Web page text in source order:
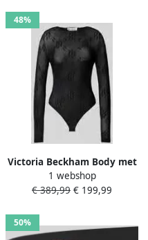
48%
Victoria Beckham Body met
ronde hals
1 webshop
€ 389,99 € 199,99
50%